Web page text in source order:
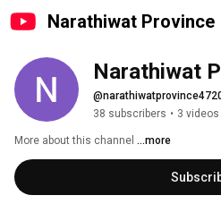
Narathiwat Province
Narathiwat
38 subscribers • 3 videos
More about this channel ...more